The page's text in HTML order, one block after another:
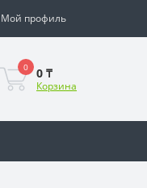
Мой профиль
0 0 ₸
Корзина